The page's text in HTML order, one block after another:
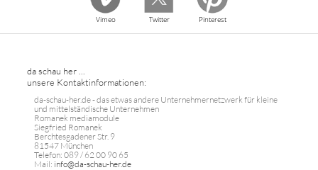
Vimeo Twitter Pinterest
da schau her ...
unsere Kontaktinformationen:
da-schau-her.de - das etwas andere Unternehmernetzwerk für kleine
und mittelständische Unternehmen
Romanek mediamodule
Siegfried Romanek
Berchtesgadener Str. 9
81547 München
Telefon: 089 / 62 00 90 65
Mail: info@da-schau-her.de